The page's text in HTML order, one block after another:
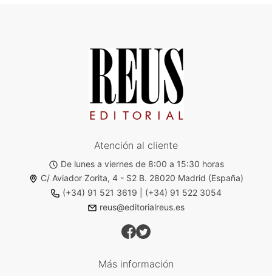
Atención al cliente
De lunes a viernes de 8:00 a 15:30 horas
C/ Aviador Zorita, 4 - S2 B. 28020 Madrid (España)
(+34) 91 521 3619
(+34) 91 522 3054
reus@editorialreus.es
Más información